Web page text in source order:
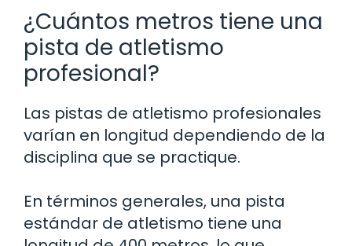
¿Cuántos metros tiene una
pista de atletismo
profesional?
Las pistas de atletismo profesionales
varían en longitud dependiendo de la
disciplina que se practique.
En términos generales, una pista
estándar de atletismo tiene una